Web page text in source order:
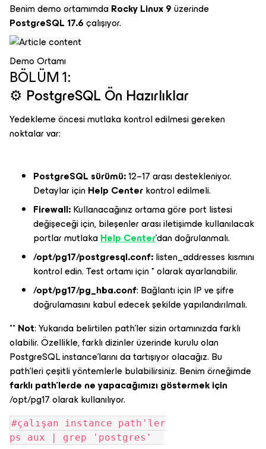
Benim demo ortamımdaRocky Linux 9üzerinde
PostgreSQL 17.6çalışıyor.
Demo Ortamı
BÖLÜM 1:
⚙️ PostgreSQL Ön Hazırlıklar
Yedekleme öncesi mutlaka kontrol edilmesi gereken
noktalar var:
PostgreSQL sürümü:12–17 arası destekleniyor.
Detaylar içinHelp Centerkontrol edilmeli.
Firewall:Kullanacağınız ortama göre port listesi
değişeceği için, bileşenler arası iletişimde kullanılacak
portlar mutlakaHelp Center’dan doğrulanmalı.
/opt/pg17/postgresql.conf:listen_addresses kısmını
kontrol edin. Test ortamı için * olarak ayarlanabilir.
/opt/pg17/pg_hba.conf: Bağlantı için IP ve şifre
doğrulamasını kabul edecek şekilde yapılandırılmalı.
** Not: Yukarıda belirtilen path’ler sizin ortamınızda farklı
olabilir. Özellikle, farklı dizinler üzerinde kurulu olan
PostgreSQL instance’larını da tartışıyor olacağız. Bu
path’leri çeşitli yöntemlerle bulabilirsiniz. Benim örneğimde
farklı path'lerde ne yapacağımızı göstermek için
/opt/pg17 olarak kullanılıyor.
#çalışan instance path'ler
ps aux | grep 'postgres'